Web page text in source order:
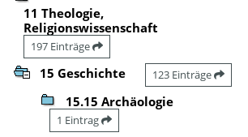
11 Theologie,
Religionswissenschaft
197 Einträge
15 Geschichte 123 Einträge
15.15 Archäologie
1 Eintrag